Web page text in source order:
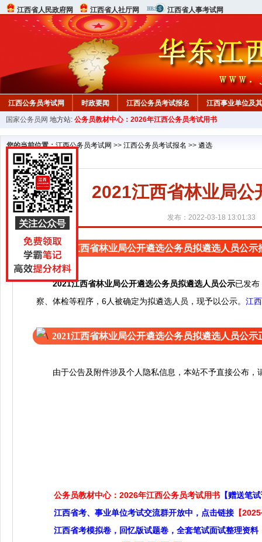
江西省人民政府网 江西省人社厅网 江西省人事考试网
江西公务员考试网 时政要闻 江西公务员考试报名 江西事业单位及
行测真题 在线咨询 教材中心
国家公务员网 地方站: 公务员教材中心：2026年江西公务员考试用书
您的当前位置：江西公务员考试网 >> 江西公务员考试报名 >> 遴选
2021江西省林业局公
发布：2022-03-18 13:01:33
2021江西省林业局公开遴选公务员拟遴选人员公示
2021江西省林业局公开遴选公务员拟遴选人员公示已发布
察、体检等程序，6人被确定为拟遴选人员，现予以公示。 江
2021江西省林业局公开遴选公务员拟遴选人员公示
由于公告及附件涉及个人隐私信息，本站不予直接公布，
公务员教材中心：2026年江西公务员考试用书 【赠送笔
江西省考、事业单位考试交流群开放中，点击链接 【
江西省考模拟卷，回忆版试题卷，全套笔试面试整理资料